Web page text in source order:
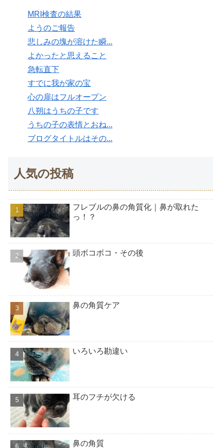
MRI検査の結果
ようのご報告
悲しみの塊が溶けた瞬...
よかったと思えること
急転直下
すでに我が家の宝
心の扉はフルオープン
八朔はうちの子です
うちの子の表情とおね...
ブログタイトルはその...
人気の投稿
フレブルの鼻の角質化｜鼻が取れた
っ！？
頭ボコボコ・その後
鼻の角質ケア
いろいろ勘違い
耳のフチが欠ける
鼻の角質